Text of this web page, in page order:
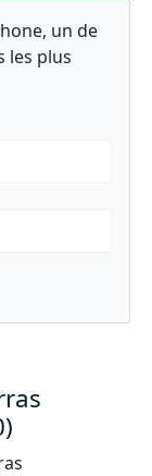
un de
les plus